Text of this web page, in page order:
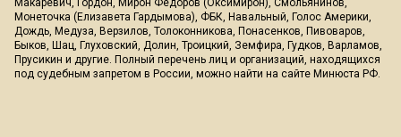
Макаревич, Гордон, Мирон Фёдоров (Оксимирон), Смольянинов,
Монеточка (Елизавета Гардымова), ФБК, Навальный, Голос Америки,
Дождь, Медуза, Верзилов, Толоконникова, Понасенков, Пивоваров,
Быков, Шац, Глуховский, Долин, Троицкий, Земфира, Гудков, Варламов,
Прусикин и другие. Полный перечень лиц и организаций, находящихся
под судебным запретом в России, можно найти на сайте Минюста РФ.